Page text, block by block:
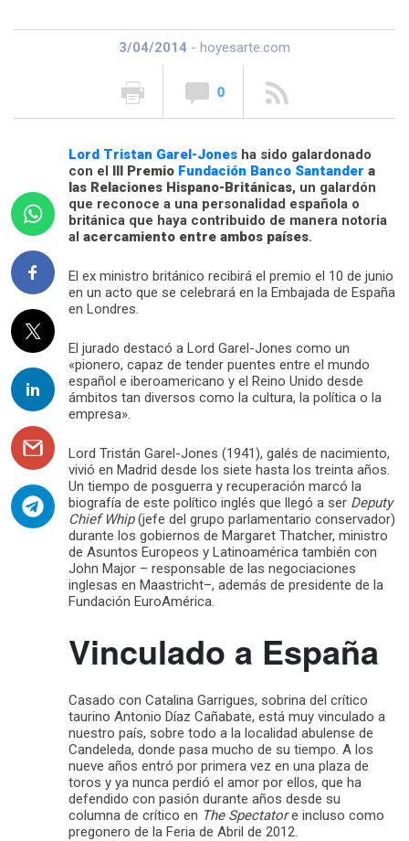
3/04/2014 - hoyesarte.com
0
Lord Tristan Garel-Jones ha sido galardonado
con el III Premio Fundación Banco Santander a
las Relaciones Hispano-Británicas, un galardón
que reconoce a una personalidad española o
británica que haya contribuido de manera notoria
al acercamiento entre ambos países.
El ex ministro británico recibirá el premio el 10 de junio
en un acto que se celebrará en la Embajada de España
en Londres.
El jurado destacó a Lord Garel-Jones como un
«pionero, capaz de tender puentes entre el mundo
español e iberoamericano y el Reino Unido desde
ámbitos tan diversos como la cultura, la política o la
empresa».
Lord Tristán Garel-Jones (1941), galés de nacimiento,
vivió en Madrid desde los siete hasta los treinta años.
Un tiempo de posguerra y recuperación marcó la
biografía de este político inglés que llegó a ser Deputy
Chief Whip(jefe del grupo parlamentario conservador)
durante los gobiernos de Margaret Thatcher, ministro
de Asuntos Europeos y Latinoamérica también con
John Major – responsable de las negociaciones
inglesas en Maastricht–, además de presidente de la
Fundación EuroAmérica.
Vinculado a España
Casado con Catalina Garrigues, sobrina del crítico
taurino Antonio Díaz Cañabate, está muy vinculado a
nuestro país, sobre todo a la localidad abulense de
Candeleda, donde pasa mucho de su tiempo. A los
nueve años entró por primera vez en una plaza de
toros y ya nunca perdió el amor por ellos, que ha
defendido con pasión durante años desde su
columna de crítico en The Spectatore incluso como
pregonero de la Feria de Abril de 2012.